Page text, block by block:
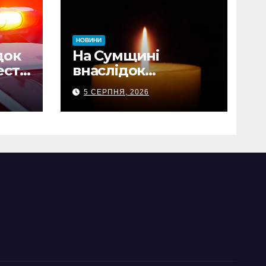
НОВИНИ
На Сумщині
внаслідок
російських атак
загинули двоє
цивільних, є
5 СЕРПНЯ, 2026